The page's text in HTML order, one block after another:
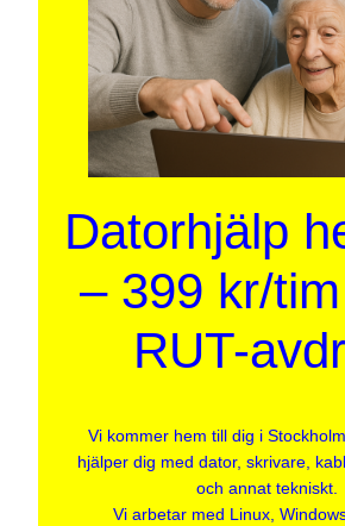
Datorhjälp
– 399 kr/
RUT-
Vi kommer hem till dig i
hjälper dig med dator, skrivare,
och annat tekniskt.
Vi arbetar med Linux,